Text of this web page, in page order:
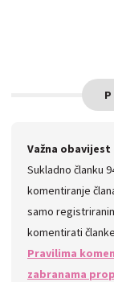
Važna obavijest
Sukladno članku
komentiranje
samo
komentirati
Pravilima
zabranama